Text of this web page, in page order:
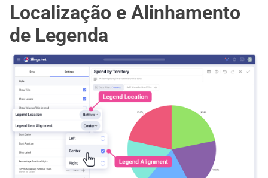
Localização e Alinhamento
de Legenda